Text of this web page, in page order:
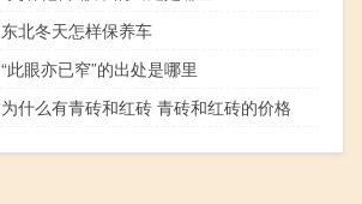
东北冬天怎样保养车
“此眼亦已窄”的出处是哪里
为什么有青砖和红砖 青砖和红砖的价格